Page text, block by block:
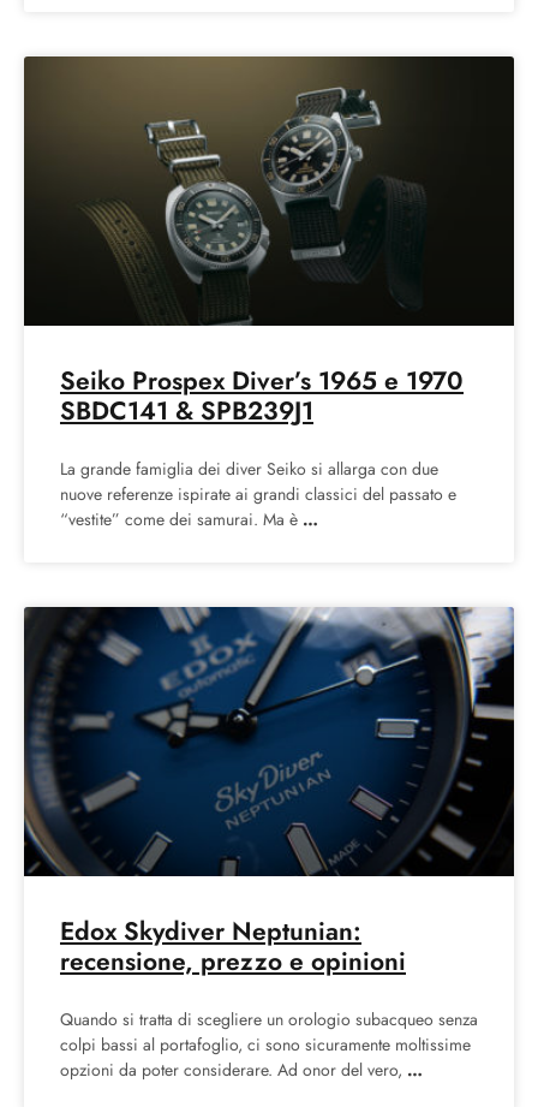
Seiko Prospex Diver’s 1965 e 1970
SBDC141 & SPB239J1
La grande famiglia dei diver Seiko si allarga con due
nuove referenze ispirate ai grandi classici del passato e
“vestite” come dei samurai. Ma è
Edox Skydiver Neptunian:
recensione, prezzo e opinioni
Quando si tratta di scegliere un orologio subacqueo senza
colpi bassi al portafoglio, ci sono sicuramente moltissime
opzioni da poter considerare. Ad onor del vero,